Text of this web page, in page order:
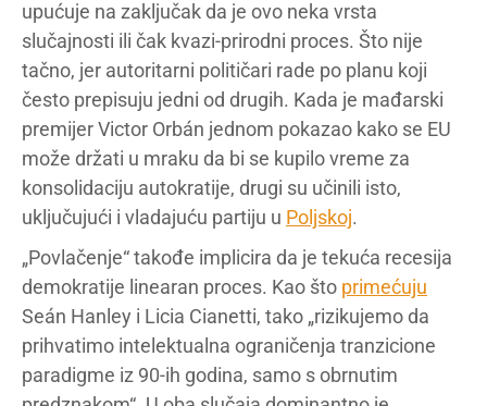
upućuje na zaključak da je ovo neka vrsta
slučajnosti ili čak kvazi-prirodni proces. Što nije
tačno, jer autoritarni političari rade po planu koji
često prepisuju jedni od drugih. Kada je mađarski
premijer Victor Orbán jednom pokazao kako se EU
može držati u mraku da bi se kupilo vreme za
konsolidaciju autokratije, drugi su učinili isto,
uključujući i vladajuću partiju u Poljskoj.
„Povlačenje“ takođe implicira da je tekuća recesija
demokratije linearan proces. Kao što primećuju
Seán Hanley i Licia Cianetti, tako „rizikujemo da
prihvatimo intelektualna ograničenja tranzicione
paradigme iz 90-ih godina, samo s obrnutim